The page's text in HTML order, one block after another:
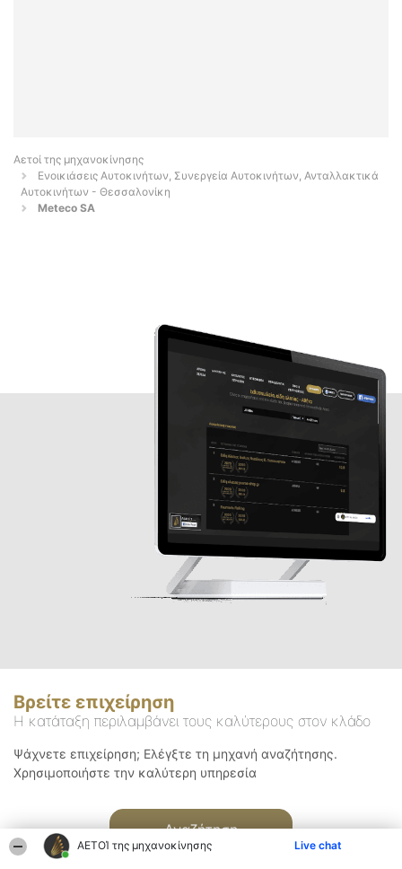
ΑΕΤΟΊ της μηχανοκίνησης Live chat
Αετοί της μηχανοκίνησης
Ενοικιάσεις Αυτοκινήτων, Συνεργεία Αυτοκινήτων, Ανταλλακτικά
Αυτοκινήτων - Θεσσαλονίκη
Meteco SA
Βρείτε επιχείρηση
Η κατάταξη περιλαμβάνει τους καλύτερους στον κλάδο
Ψάχνετε επιχείρηση; Ελέγξτε τη μηχανή αναζήτησης.
Χρησιμοποιήστε την καλύτερη υπηρεσία
Αναζήτηση